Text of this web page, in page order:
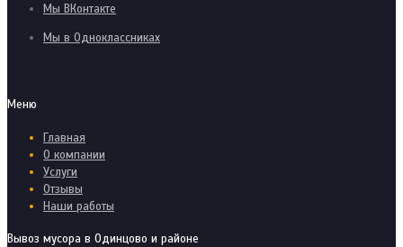
Мы ВКонтакте
Мы в Одноклассниках
Меню
Главная
О компании
Услуги
Отзывы
Наши работы
Вывоз мусора в Одинцово и районе